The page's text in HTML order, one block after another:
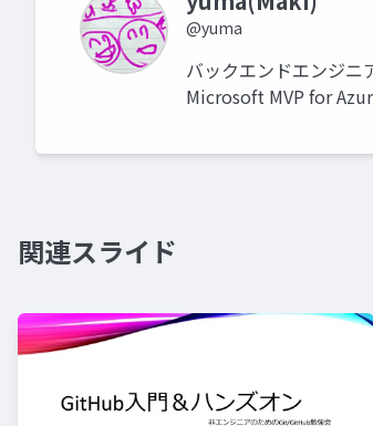
@yuma
バックエンドエンジ
Microsoft MVP for
関連スライド